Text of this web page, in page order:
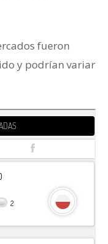
fueron
y podrían variar